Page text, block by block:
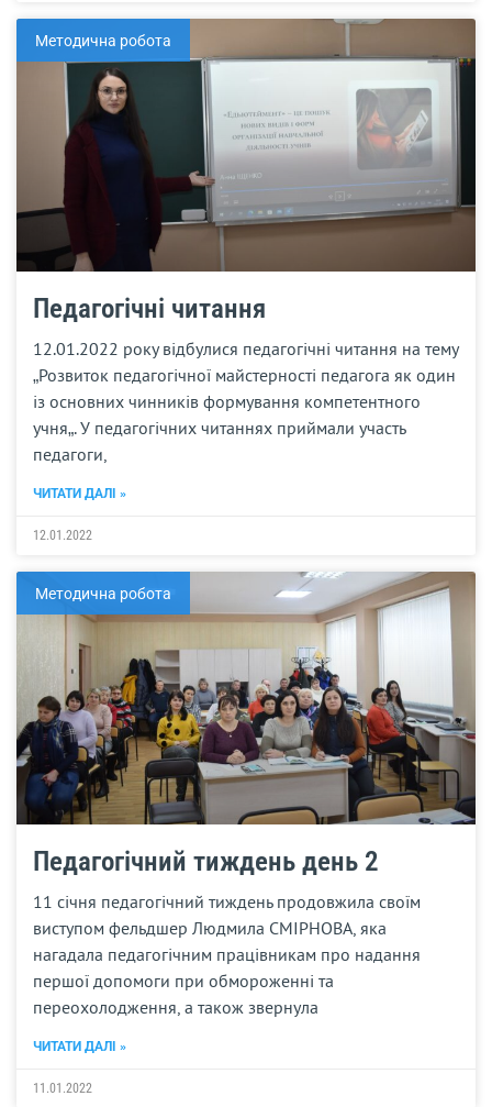
Методична робота
Педагогічні читання
12.01.2022 року відбулися педагогічні читання на тему
„Розвиток педагогічної майстерності педагога як один
із основних чинників формування компетентного
учня„. У педагогічних читаннях приймали участь
педагоги,
ЧИТАТИ ДАЛІ »
12.01.2022
Методична робота
Педагогічний тиждень день 2
11 січня педагогічний тиждень продовжила своїм
виступом фельдшер Людмила СМІРНОВА, яка
нагадала педагогічним працівникам про надання
першої допомоги при обмороженні та
переохолодження, а також звернула
ЧИТАТИ ДАЛІ »
11.01.2022